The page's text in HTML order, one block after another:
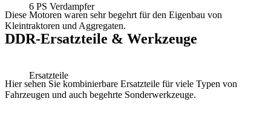
6 PS Verdampfer
Diese Motoren waren sehr begehrt für den Eigenbau von
Kleintraktoren und Aggregaten.
DDR-Ersatzteile & Werkzeuge
Ersatzteile
Hier sehen Sie kombinierbare Ersatzteile für viele Typen von
Fahrzeugen und auch begehrte Sonderwerkzeuge.